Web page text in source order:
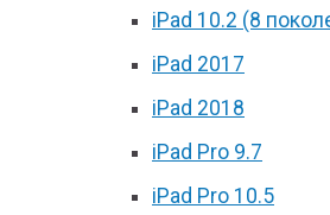
iPad 10.2 (8
iPad 2017
iPad 2018
iPad Pro 9.7
iPad Pro 10.5